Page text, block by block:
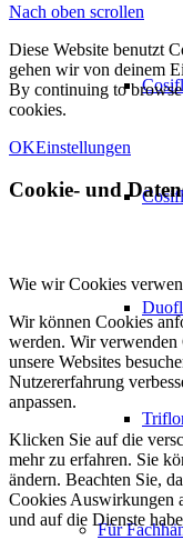
Für
Nach oben scrollen
Diese Website benutzt
gehen wir von deinem
By continuing to
cookies.
OKEinstellungen
Cookie- und
Wie wir Cookies
Wir können Cookies
werden. Wir
unsere Websites
Nutzererfahrung
anpassen.
Klicken Sie auf die
mehr zu erfahren. Sie
ändern. Beachten Sie,
Cookies Auswirkungen
und auf die Dienste